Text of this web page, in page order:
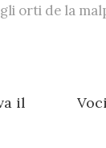
gli orti de la
il